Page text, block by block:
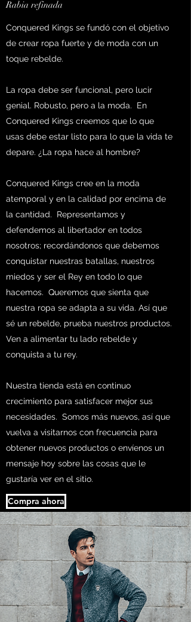
Rabia refinada
Conquered Kings se fundó con el objetivo
de crear ropa fuerte y de moda con un
toque rebelde.
La ropa debe ser funcional, pero lucir
genial. Robusto, pero a la moda.
En
Conquered Kings creemos que lo que
usas debe estar listo para lo que la vida te
depare. ¿La ropa hace al hombre?
Conquered Kings cree en la moda
atemporal y en la calidad por encima de
la cantidad.
Representamos y
defendemos al libertador en todos
nosotros; recordándonos que debemos
conquistar nuestras batallas, nuestros
miedos y ser el Rey en todo lo que
hacemos. Queremos que sienta que
nuestra ropa se adapta a su vida. Así que
sé un rebelde, prueba nuestros productos.
Ven a alimentar tu lado rebelde y
conquista a tu rey.
Nuestra tienda está en continuo
crecimiento para satisfacer mejor sus
necesidades. Somos más nuevos, así que
vuelva a visitarnos con frecuencia para
obtener nuevos productos o envíenos un
mensaje hoy sobre las cosas que le
gustaría ver en el sitio.
Compra ahora